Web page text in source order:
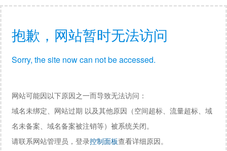
抱歉，网站暂时无法访问
Sorry, the site now can not be accessed.
网站可能因以下原因之一而导致无法访问：
域名未绑定、网站过期 以及其他原因（空间超标、流量超标、域
名未备案、域名备案被注销等）被系统关闭。
请联系网站管理员，登录控制面板查看详细原因。